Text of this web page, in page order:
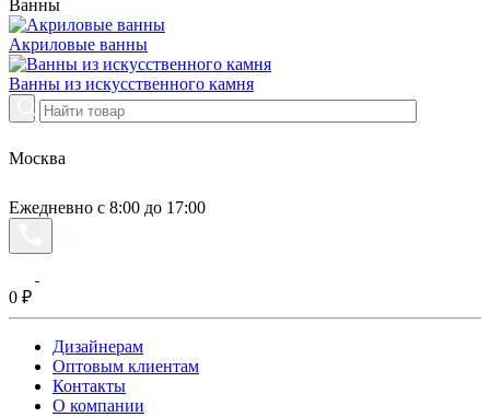
Ванны
Акриловые ванны
Ванны из искусственного камня
Москва
Ежедневно с 8:00 до 17:00
0 ₽
Дизайнерам
Оптовым клиентам
Контакты
О компании